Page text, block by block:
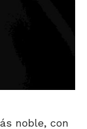
noble, con